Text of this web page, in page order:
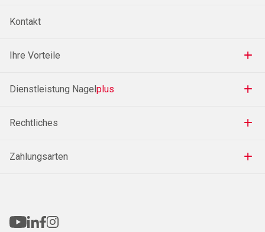
Kontakt
Ihre Vorteile
Dienstleistung Nagelplus
Rechtliches
Zahlungsarten